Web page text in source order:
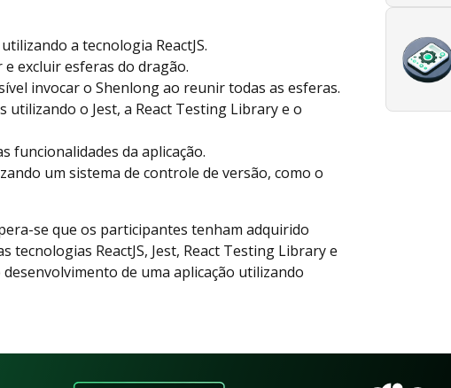
a tecnologia ReactJS.
excluir esferas do dragão.
invocar o Shenlong ao reunir todas as esferas.
utilizando o Jest, a React Testing Library e o
funcionalidades da aplicação.
um sistema de controle de versão, como o
se que os participantes tenham adquirido
tecnologias ReactJS, Jest, React Testing Library e
de uma aplicação utilizando